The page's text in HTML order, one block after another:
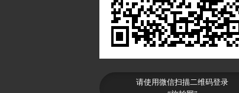
请使用微信扫描二维码登录